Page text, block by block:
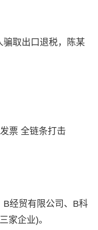
取出口退税，陈某
票 全链条打击
经贸有限公司、B科
家企业)。